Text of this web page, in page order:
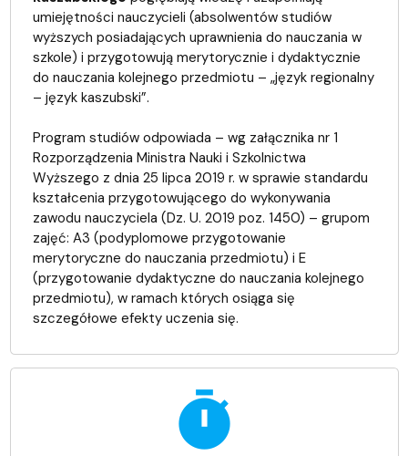
umiejętności nauczycieli (absolwentów studiów
wyższych posiadających uprawnienia do nauczania w
szkole) i przygotowują merytorycznie i dydaktycznie
do nauczania kolejnego przedmiotu – „język regionalny
– język kaszubski”.
Program studiów odpowiada – wg załącznika nr 1
Rozporządzenia Ministra Nauki i Szkolnictwa
Wyższego z dnia 25 lipca 2019 r. w sprawie standardu
kształcenia przygotowującego do wykonywania
zawodu nauczyciela (Dz. U. 2019 poz. 1450) – grupom
zajęć: A3 (podyplomowe przygotowanie
merytoryczne do nauczania przedmiotu) i E
(przygotowanie dydaktyczne do nauczania kolejnego
przedmiotu), w ramach których osiąga się
szczegółowe efekty uczenia się.
timer